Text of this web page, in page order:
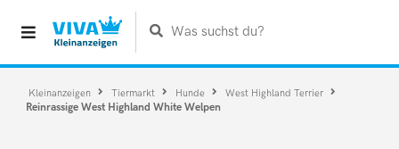
Was suchst du?
Kleinanzeigen Tiermarkt Hunde West Highland Terrier
Reinrassige West Highland White Welpen